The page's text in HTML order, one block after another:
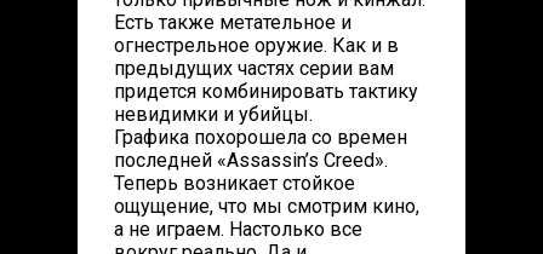
Есть также метательное и
огнестрельное оружие. Как и в
предыдущих частях серии вам
придется комбинировать тактику
невидимки и убийцы.
Графика похорошела со времен
последней «Assassin’s Creed».
Теперь возникает стойкое
ощущение, что мы смотрим кино,
а не играем. Настолько все